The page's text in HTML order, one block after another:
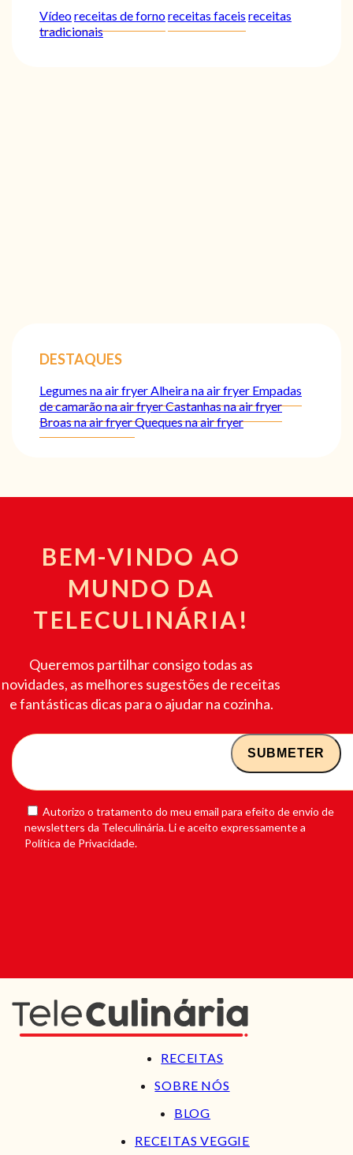
Vídeoreceitas de fornoreceitas faceis receitas
tradicionais
DESTAQUES
Legumes na air fryer Alheira na air fryer Empadas
de camarão na air fryerCastanhas na air fryer
Broas na air fryerQueques na air fryer
BEM-VINDO AO
MUNDO DA
TELECULINÁRIA!
Queremos partilhar consigo todas as
novidades, as melhores sugestões de receitas
e fantásticas dicas para o ajudar na cozinha.
Autorizo o tratamento do meu email para efeito de envio de
newsletters da Teleculinária. Li e aceito expressamente a
Política de Privacidade.
RECEITAS
SOBRE NÓS
BLOG
RECEITAS VEGGIE